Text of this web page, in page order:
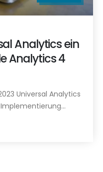
Analytics ein
Analytics 4
Universal Analytics